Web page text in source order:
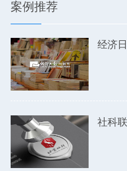
案例推荐
经济
社科联